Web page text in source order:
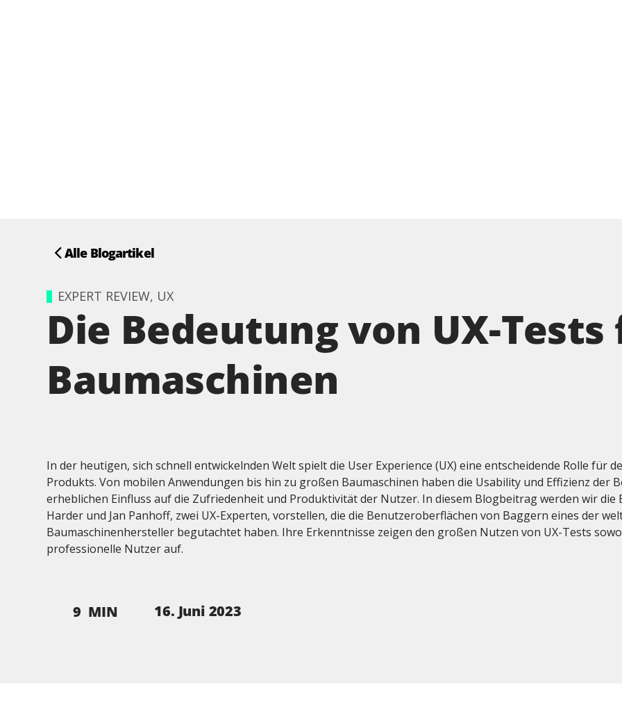
Alle Blogartikel
EXPERT REVIEW, UX
Die Bedeutung von UX-
Baumaschinen
In der heutigen, sich schnell entwickelnden Welt spielt die User Experience (UX) eine entscheidende Rolle für
Produkts. Von mobilen Anwendungen bis hin zu großen Baumaschinen haben die Usability und Effizienz der
erheblichen Einfluss auf die Zufriedenheit und Produktivität der Nutzer. In diesem Blogbeitrag werden wir die
Harder und Jan Panhoff, zwei UX-Experten, vorstellen, die die Benutzeroberflächen von Baggern eines der
Baumaschinenhersteller begutachtet haben. Ihre Erkenntnisse zeigen den großen Nutzen von UX-Tests
professionelle Nutzer auf.
9 MIN 16. Juni 2023